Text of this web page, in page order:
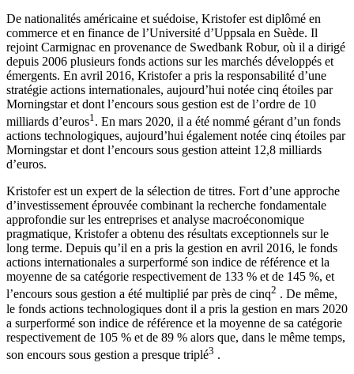
De nationalités américaine et suédoise, Kristofer est diplômé en
commerce et en finance de l’Université d’Uppsala en Suède. Il
rejoint Carmignac en provenance de Swedbank Robur, où il a dirigé
depuis 2006 plusieurs fonds actions sur les marchés développés et
émergents. En avril 2016, Kristofer a pris la responsabilité d’une
stratégie actions internationales, aujourd’hui notée cinq étoiles par
Morningstar et dont l’encours sous gestion est de l’ordre de 10
milliards d’euros1. En mars 2020, il a été nommé gérant d’un fonds
actions technologiques, aujourd’hui également notée cinq étoiles par
Morningstar et dont l’encours sous gestion atteint 12,8 milliards
d’euros.
Kristofer est un expert de la sélection de titres. Fort d’une approche
d’investissement éprouvée combinant la recherche fondamentale
approfondie sur les entreprises et analyse macroéconomique
pragmatique, Kristofer a obtenu des résultats exceptionnels sur le
long terme. Depuis qu’il en a pris la gestion en avril 2016, le fonds
actions internationales a surperformé son indice de référence et la
moyenne de sa catégorie respectivement de 133 % et de 145 %, et
l’encours sous gestion a été multiplié par près de cinq2 . De même,
le fonds actions technologiques dont il a pris la gestion en mars 2020
a surperformé son indice de référence et la moyenne de sa catégorie
respectivement de 105 % et de 89 % alors que, dans le même temps,
son encours sous gestion a presque triplé3 .